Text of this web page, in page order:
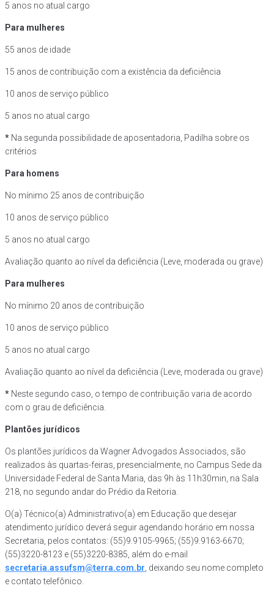
5 anos no atual cargo
Para mulheres
55 anos de idade
15 anos de contribuição com a existência da deficiência
10 anos de serviço público
5 anos no atual cargo
* Na segunda possibilidade de aposentadoria, Padilha sobre os
critérios
Para homens
No mínimo 25 anos de contribuição
10 anos de serviço público
5 anos no atual cargo
Avaliação quanto ao nível da deficiência (Leve, moderada ou grave)
Para mulheres
No mínimo 20 anos de contribuição
10 anos de serviço público
5 anos no atual cargo
Avaliação quanto ao nível da deficiência (Leve, moderada ou grave)
* Neste segundo caso, o tempo de contribuição varia de acordo
com o grau de deficiência.
Plantões jurídicos
Os plantões jurídicos da Wagner Advogados Associados, são
realizados às quartas-feiras, presencialmente, no Campus Sede da
Universidade Federal de Santa Maria, das 9h às 11h30min, na Sala
218, no segundo andar do Prédio da Reitoria.
O(a) Técnico(a) Administrativo(a) em Educação que desejar
atendimento jurídico deverá seguir agendando horário em nossa
Secretaria, pelos contatos: (55)9.9105-9965; (55)9.9163-6670;
(55)3220-8123 e (55)3220-8385, além do e-mail
secretaria.assufsm@terra.com.br , deixando seu nome completo
e contato telefônico.